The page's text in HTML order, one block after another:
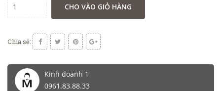
CHO VÀO GIỎ HÀNG
Chia sẻ:
Kinh doanh 1
0961.83.88.33